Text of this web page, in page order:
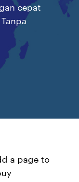
cepat
a page to